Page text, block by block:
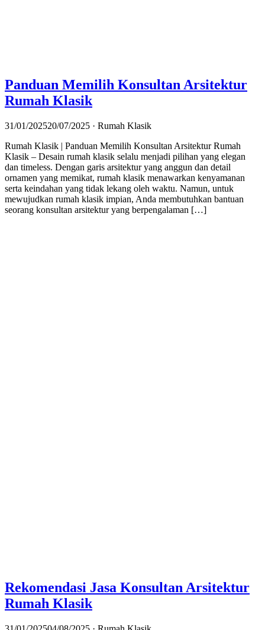
Panduan Memilih Konsultan Arsitektur
Rumah Klasik
31/01/202520/07/2025 · Rumah Klasik
Rumah Klasik | Panduan Memilih Konsultan Arsitektur Rumah
Klasik – Desain rumah klasik selalu menjadi pilihan yang elegan
dan timeless. Dengan garis arsitektur yang anggun dan detail
ornamen yang memikat, rumah klasik menawarkan kenyamanan
serta keindahan yang tidak lekang oleh waktu. Namun, untuk
mewujudkan rumah klasik impian, Anda membutuhkan bantuan
seorang konsultan arsitektur yang berpengalaman […]
Rekomendasi Jasa Konsultan Arsitektur
Rumah Klasik